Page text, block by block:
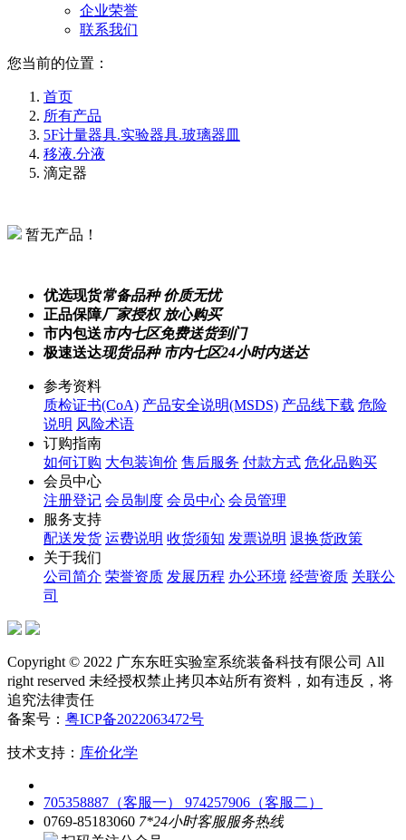
企业荣誉
联系我们
您当前的位置：
首页
所有产品
5F计量器具.实验器具.玻璃器皿
移液.分液
滴定器
暂无产品！
优选现货常备品种 价质无忧
正品保障厂家授权 放心购买
市内包送市内七区免费送货到门
极速送达现货品种 市内七区24小时内送达
参考资料
质检证书(CoA) 产品安全说明(MSDS) 产品线下载 危险
说明 风险术语
订购指南
如何订购 大包装询价 售后服务 付款方式 危化品购买
会员中心
注册登记 会员制度 会员中心 会员管理
服务支持
配送发货 运费说明 收货须知 发票说明 退换货政策
关于我们
公司简介 荣誉资质 发展历程 办公环境 经营资质 关联公
司
Copyright © 2022 广东东旺实验室系统装备科技有限公司 All
right reserved 未经授权禁止拷贝本站所有资料，如有违反，将
追究法律责任
备案号： 粤ICP备2022063472号
技术支持： 库价化学
705358887（客服一） 974257906（客服二）
0769-85183060 7*24小时客服服务热线